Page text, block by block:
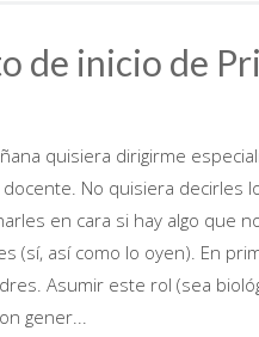
de inicio de
quisiera dirigirme
No quisiera decirles
en cara si hay algo que
(sí, así como lo oyen). En
Asumir este rol (sea
gener...